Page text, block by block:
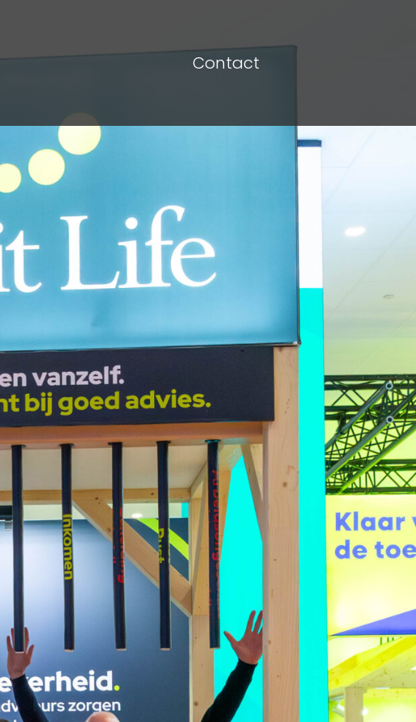
Contact